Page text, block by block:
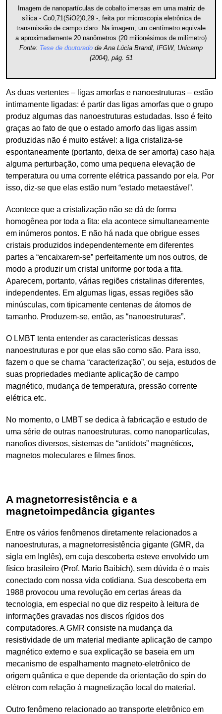
Imagem de nanopartículas de cobalto imersas em uma matriz de
sílica - Co0,71(SiO2)0,29 -, feita por microscopia eletrônica de
transmissão de campo claro. Na imagem, um centímetro equivale
a aproximadamente 20 nanômetros (20 milionésimos de milímetro)
Fonte: Tese de doutorado de Ana Lúcia Brandl, IFGW, Unicamp
(2004), pág. 51
As duas vertentes – ligas amorfas e nanoestruturas – estão
intimamente ligadas: é partir das ligas amorfas que o grupo
produz algumas das nanoestruturas estudadas. Isso é feito
graças ao fato de que o estado amorfo das ligas assim
produzidas não é muito estável: a liga cristaliza-se
espontaneamente (portanto, deixa de ser amorfa) caso haja
alguma perturbação, como uma pequena elevação de
temperatura ou uma corrente elétrica passando por ela. Por
isso, diz-se que elas estão num “estado metaestável”.
Acontece que a cristalização não se dá de forma
homogênea por toda a fita: ela acontece simultaneamente
em inúmeros pontos. E não há nada que obrigue esses
cristais produzidos independentemente em diferentes
partes a “encaixarem-se” perfeitamente um nos outros, de
modo a produzir um cristal uniforme por toda a fita.
Aparecem, portanto, várias regiões cristalinas diferentes,
independentes. Em algumas ligas, essas regiões são
minúsculas, com tipicamente centenas de átomos de
tamanho. Produzem-se, então, as “nanoestruturas”.
O LMBT tenta entender as características dessas
nanoestruturas e por que elas são como são. Para isso,
fazem o que se chama “caracterização”, ou seja, estudos de
suas propriedades mediante aplicação de campo
magnético, mudança de temperatura, pressão corrente
elétrica etc.
No momento, o LMBT se dedica à fabricação e estudo de
uma série de outras nanoestruturas, como nanopartículas,
nanofios diversos, sistemas de “antidots” magnéticos,
magnetos moleculares e filmes finos.
A magnetorresistência e a
magnetoimpedância gigantes
Entre os vários fenômenos diretamente relacionados a
nanoestruturas, a magnetorresistência gigante (GMR, da
sigla em Inglês), em cuja descoberta esteve envolvido um
físico brasileiro (Prof. Mario Baibich), sem dúvida é o mais
conectado com nossa vida cotidiana. Sua descoberta em
1988 provocou uma revolução em certas áreas da
tecnologia, em especial no que diz respeito à leitura de
informações gravadas nos discos rígidos dos
computadores. A GMR consiste na mudança da
resistividade de um material mediante aplicação de campo
magnético externo e sua explicação se baseia em um
mecanismo de espalhamento magneto-eletrônico de
origem quântica e que depende da orientação do spin do
elétron com relação á magnetização local do material.
Outro fenômeno relacionado ao transporte eletrônico em